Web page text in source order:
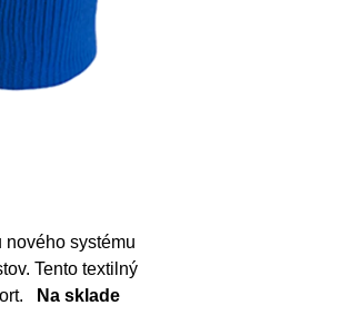
nového systému
Tento textilný
Na sklade